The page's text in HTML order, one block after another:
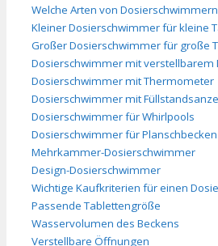
Welche Arten von
Kleiner Dosierschwimmer für kleine
Großer Dosierschwimmer für große
Dosierschwimmer mit verstellbarem
Dosierschwimmer mit Thermometer
Dosierschwimmer mit
Dosierschwimmer für Whirlpools
Dosierschwimmer für Planschbecken
Mehrkammer-Dosierschwimmer
Design-Dosierschwimmer
Wichtige Kaufkriterien für einen
Passende Tablettengröße
Wasservolumen des Beckens
Verstellbare Öffnungen